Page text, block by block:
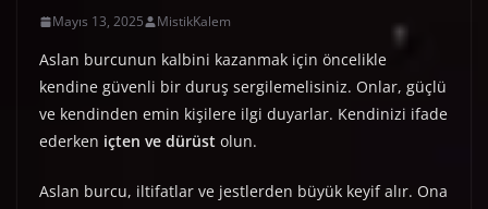
Mayıs 13, 2025 MistikKalem
Aslan burcunun kalbini kazanmak için öncelikle
kendine güvenli bir duruş sergilemelisiniz. Onlar, güçlü
ve kendinden emin kişilere ilgi duyarlar. Kendinizi ifade
ederken içten ve dürüst olun.
Aslan burcu, iltifatlar ve jestlerden büyük keyif alır. Ona